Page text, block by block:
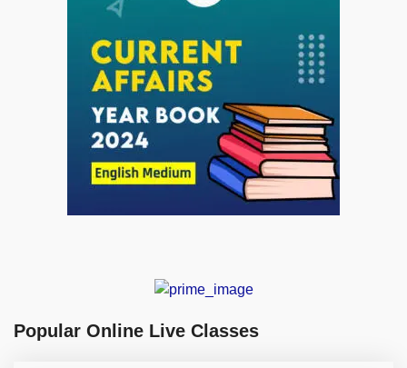
Popular Online Live Classes